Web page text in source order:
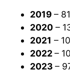
2019 –
2020 –
2021 –
2022–
2023 –